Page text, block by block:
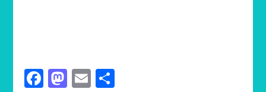
Facebook
Mastodon
Email